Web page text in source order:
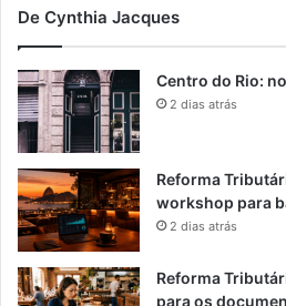
De Cynthia Jacques
Centro do Rio:
2 dias atrás
Reforma
workshop para
2 dias atrás
Reforma
para os